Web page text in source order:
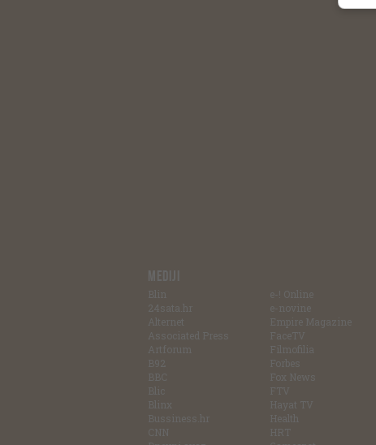
MEDIJI
Blin
24sata.hr
Alternet
Associated Press
Artforum
B92
BBC
Blic
Blinx
Bussiness.hr
CNN
e-! Online
e-novine
Empire Magazine
FaceTV
Filmofilia
Forbes
Fox News
FTV
Hayat TV
Health
HRT